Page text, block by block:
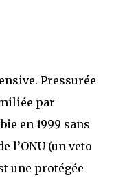
Pressurée
par
en 1999 sans
l’ONU (un veto
une protégée